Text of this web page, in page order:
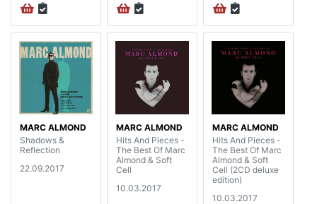
MARC ALMOND
Shadows &
Reflection
22.09.2017
MARC ALMOND
Hits And Pieces -
The Best Of Marc
Almond & Soft
Cell
10.03.2017
MARC ALMOND
Hits And Pieces -
The Best Of Marc
Almond & Soft
Cell (2CD deluxe
edition)
10.03.2017